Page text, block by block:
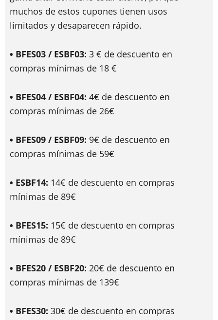
muchos de estos cupones tienen usos
limitados y desaparecen rápido.
• BFES03 / ESBF03: 3 € de descuento en
compras mínimas de 18 €
• BFES04 / ESBF04: 4€ de descuento en
compras mínimas de 26€
• BFES09 / ESBF09: 9€ de descuento en
compras mínimas de 59€
• ESBF14: 14€ de descuento en compras
mínimas de 89€
• BFES15: 15€ de descuento en compras
mínimas de 89€
• BFES20 / ESBF20: 20€ de descuento en
compras mínimas de 139€
• BFES30: 30€ de descuento en compras